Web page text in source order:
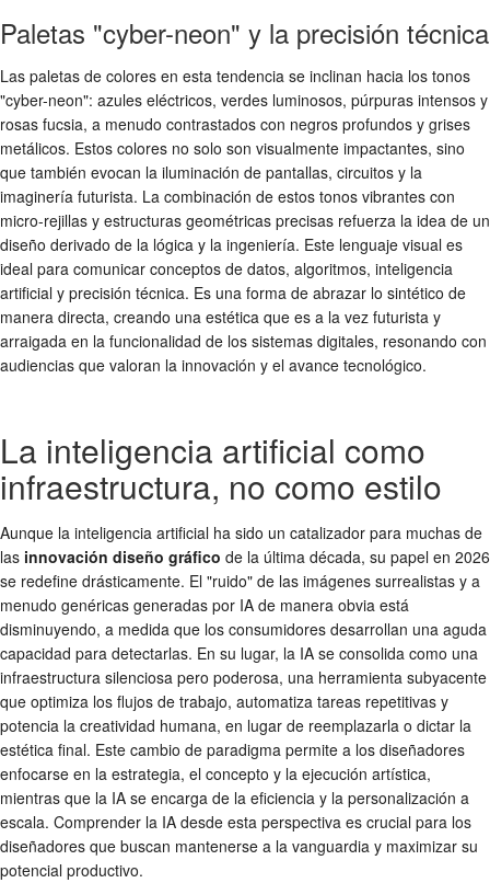
Paletas "cyber-neon" y la precisión técnica
Las paletas de colores en esta tendencia se inclinan hacia los tonos
"cyber-neon": azules eléctricos, verdes luminosos, púrpuras intensos y
rosas fucsia, a menudo contrastados con negros profundos y grises
metálicos. Estos colores no solo son visualmente impactantes, sino
que también evocan la iluminación de pantallas, circuitos y la
imaginería futurista. La combinación de estos tonos vibrantes con
micro-rejillas y estructuras geométricas precisas refuerza la idea de un
diseño derivado de la lógica y la ingeniería. Este lenguaje visual es
ideal para comunicar conceptos de datos, algoritmos, inteligencia
artificial y precisión técnica. Es una forma de abrazar lo sintético de
manera directa, creando una estética que es a la vez futurista y
arraigada en la funcionalidad de los sistemas digitales, resonando con
audiencias que valoran la innovación y el avance tecnológico.
La inteligencia artificial como
infraestructura, no como estilo
Aunque la inteligencia artificial ha sido un catalizador para muchas de
las innovación diseño gráfico de la última década, su papel en 2026
se redefine drásticamente. El "ruido" de las imágenes surrealistas y a
menudo genéricas generadas por IA de manera obvia está
disminuyendo, a medida que los consumidores desarrollan una aguda
capacidad para detectarlas. En su lugar, la IA se consolida como una
infraestructura silenciosa pero poderosa, una herramienta subyacente
que optimiza los flujos de trabajo, automatiza tareas repetitivas y
potencia la creatividad humana, en lugar de reemplazarla o dictar la
estética final. Este cambio de paradigma permite a los diseñadores
enfocarse en la estrategia, el concepto y la ejecución artística,
mientras que la IA se encarga de la eficiencia y la personalización a
escala. Comprender la IA desde esta perspectiva es crucial para los
diseñadores que buscan mantenerse a la vanguardia y maximizar su
potencial productivo.